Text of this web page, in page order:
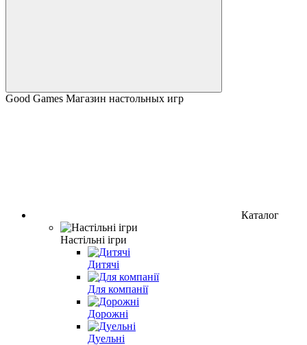
Good Games Магазин настольных игр
Каталог
Настільні ігри
Дитячі
Для компанії
Дорожні
Дуельні